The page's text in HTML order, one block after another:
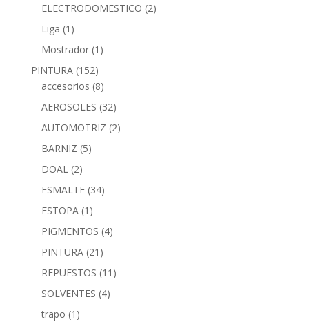
ELECTRODOMESTICO (2)
Liga (1)
Mostrador (1)
PINTURA (152)
accesorios (8)
AEROSOLES (32)
AUTOMOTRIZ (2)
BARNIZ (5)
DOAL (2)
ESMALTE (34)
ESTOPA (1)
PIGMENTOS (4)
PINTURA (21)
REPUESTOS (11)
SOLVENTES (4)
trapo (1)